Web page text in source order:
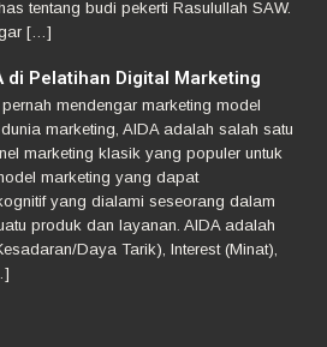
tentang budi pekerti Rasulullah SAW.
[…]
di Pelatihan Digital Marketing
mendengar marketing model
marketing, AIDA adalah salah satu
marketing klasik yang populer untuk
marketing yang dapat
yang dialami seseorang dalam
produk dan layanan. AIDA adalah
Daya Tarik), Interest (Minat),